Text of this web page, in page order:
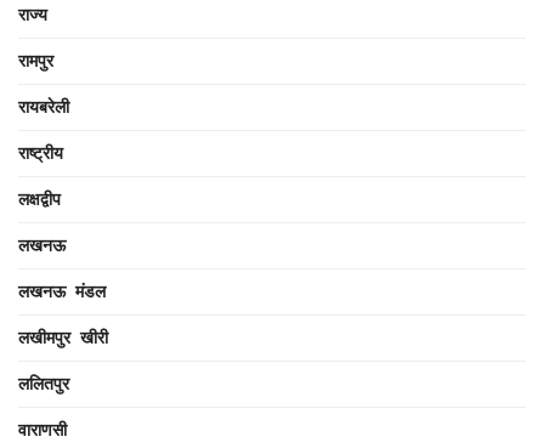
राज्य
रामपुर
रायबरेली
राष्ट्रीय
लक्षद्वीप
लखनऊ
लखनऊ मंडल
लखीमपुर खीरी
ललितपुर
वाराणसी